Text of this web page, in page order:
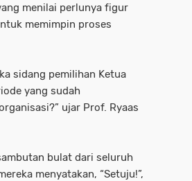
menilai perlunya figur
memimpin proses
sidang pemilihan Ketua
yang sudah
ujar Prof. Ryaas
bulat dari seluruh
menyatakan, “Setuju!”,